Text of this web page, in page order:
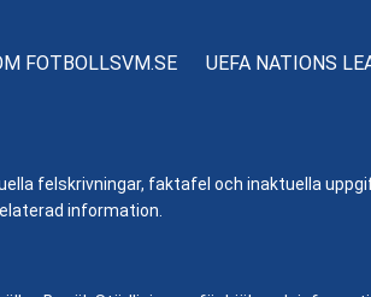
FOTBOLLSVM.SE UEFA NATIONS
felskrivningar, faktafel och inaktuella
information.